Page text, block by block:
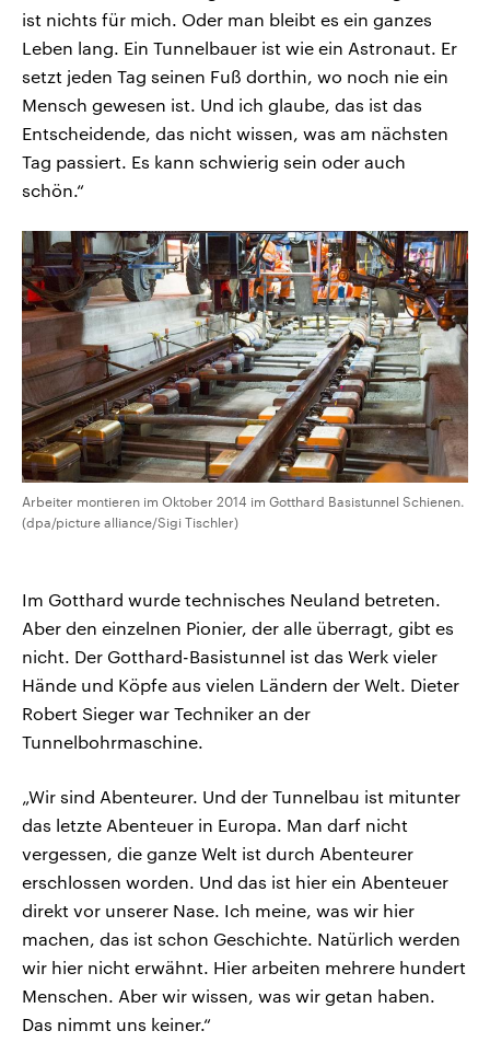
ist nichts für mich. Oder man bleibt es ein ganzes
Leben lang. Ein Tunnelbauer ist wie ein Astronaut. Er
setzt jeden Tag seinen Fuß dorthin, wo noch nie ein
Mensch gewesen ist. Und ich glaube, das ist das
Entscheidende, das nicht wissen, was am nächsten
Tag passiert. Es kann schwierig sein oder auch
schön.“
Arbeiter montieren im Oktober 2014 im Gotthard Basistunnel Schienen.
(dpa/picture alliance/Sigi Tischler)
Im Gotthard wurde technisches Neuland betreten.
Aber den einzelnen Pionier, der alle überragt, gibt es
nicht. Der Gotthard-Basistunnel ist das Werk vieler
Hände und Köpfe aus vielen Ländern der Welt. Dieter
Robert Sieger war Techniker an der
Tunnelbohrmaschine.
„Wir sind Abenteurer. Und der Tunnelbau ist mitunter
das letzte Abenteuer in Europa. Man darf nicht
vergessen, die ganze Welt ist durch Abenteurer
erschlossen worden. Und das ist hier ein Abenteuer
direkt vor unserer Nase. Ich meine, was wir hier
machen, das ist schon Geschichte. Natürlich werden
wir hier nicht erwähnt. Hier arbeiten mehrere hundert
Menschen. Aber wir wissen, was wir getan haben.
Das nimmt uns keiner.“